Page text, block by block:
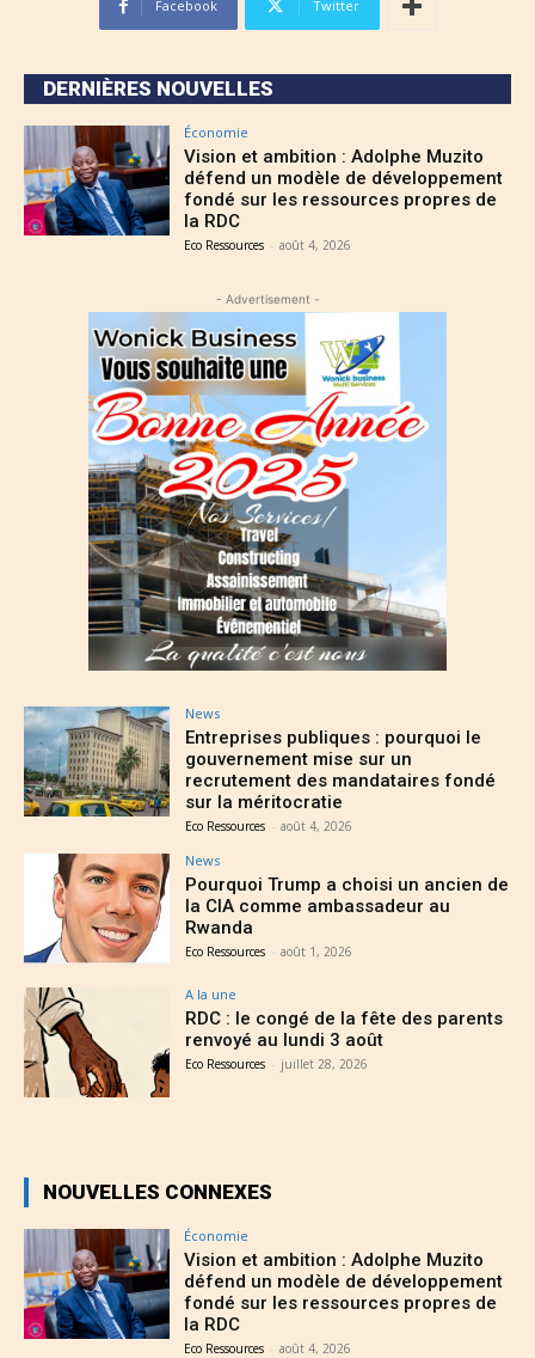
Facebook Twitter
DERNIÈRES NOUVELLES
Économie
Vision et ambition : Adolphe Muzito
défend un modèle de développement
fondé sur les ressources propres de
la RDC
Eco Ressources - août 4, 2026
- Advertisement -
News
Entreprises publiques : pourquoi le
gouvernement mise sur un
recrutement des mandataires fondé
sur la méritocratie
Eco Ressources - août 4, 2026
News
Pourquoi Trump a choisi un ancien de
la CIA comme ambassadeur au
Rwanda
Eco Ressources - août 1, 2026
A la une
RDC : le congé de la fête des parents
renvoyé au lundi 3 août
Eco Ressources - juillet 28, 2026
NOUVELLES CONNEXES
Économie
Vision et ambition : Adolphe Muzito
défend un modèle de développement
fondé sur les ressources propres de
la RDC
Eco Ressources - août 4, 2026